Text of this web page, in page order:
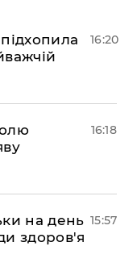
16:20
16:18
на день
здоров'я
15:57